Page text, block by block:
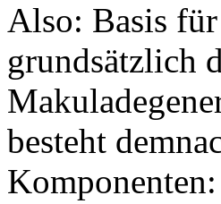
Also: Basis
grundsätzlich
besteht